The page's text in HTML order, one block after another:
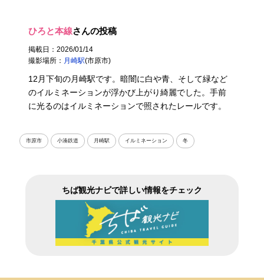
ひろと本線さんの投稿
掲載日：2026/01/14
撮影場所： 月崎駅(市原市)
12月下旬の月崎駅です。暗闇に白や青、そして緑など
のイルミネーションが浮かび上がり綺麗でした。手前
に光るのはイルミネーションで照されたレールです。
市原市 小湊鉄道 月崎駅 イルミネーション 冬
ちば観光ナビで詳しい情報をチェック